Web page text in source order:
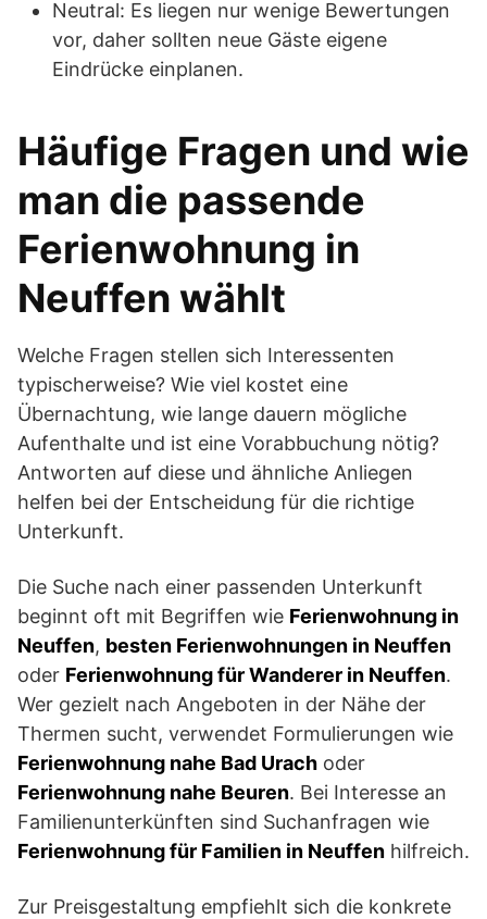
Neutral: Es liegen nur wenige Bewertungen
vor, daher sollten neue Gäste eigene
Eindrücke einplanen.
Häufige Fragen und wie
man die passende
Ferienwohnung in
Neuffen wählt
Welche Fragen stellen sich Interessenten
typischerweise? Wie viel kostet eine
Übernachtung, wie lange dauern mögliche
Aufenthalte und ist eine Vorabbuchung nötig?
Antworten auf diese und ähnliche Anliegen
helfen bei der Entscheidung für die richtige
Unterkunft.
Die Suche nach einer passenden Unterkunft
beginnt oft mit Begriffen wie Ferienwohnung in
Neuffen, besten Ferienwohnungen in Neuffen
oder Ferienwohnung für Wanderer in Neuffen.
Wer gezielt nach Angeboten in der Nähe der
Thermen sucht, verwendet Formulierungen wie
Ferienwohnung nahe Bad Urach oder
Ferienwohnung nahe Beuren. Bei Interesse an
Familienunterkünften sind Suchanfragen wie
Ferienwohnung für Familien in Neuffen hilfreich.
Zur Preisgestaltung empfiehlt sich die konkrete